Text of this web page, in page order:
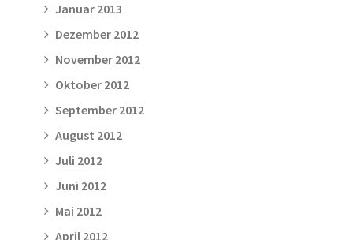
Januar 2013
Dezember 2012
November 2012
Oktober 2012
September 2012
August 2012
Juli 2012
Juni 2012
Mai 2012
April 2012